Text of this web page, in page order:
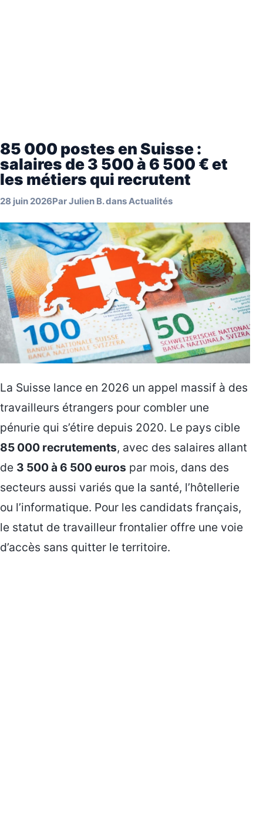
85 000 postes en Suisse :
salaires de 3 500 à 6 500 € et
les métiers qui recrutent
28 juin 2026ParJulien B.dansActualités
La Suisse lance en 2026 un appel massif à des
travailleurs étrangers pour combler une
pénurie qui s’étire depuis 2020. Le pays cible
85 000 recrutements, avec des salaires allant
de 3 500 à 6 500 euros par mois, dans des
secteurs aussi variés que la santé, l’hôtellerie
ou l’informatique. Pour les candidats français,
le statut de travailleur frontalier offre une voie
d’accès sans quitter le territoire.